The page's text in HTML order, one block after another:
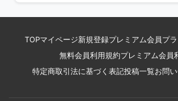
TOPマイページ新規登録プレミアム会員 プ
無料会員利用規約プレミアム会員
特定商取引法に基づく表記投稿一覧お問